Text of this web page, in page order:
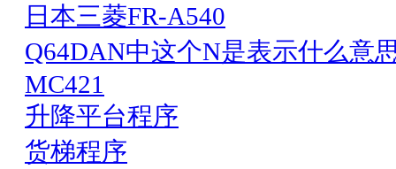
日本三菱FR-A540
Q64DAN中这个N是表示什么意
MC421
升降平台程序
货梯程序